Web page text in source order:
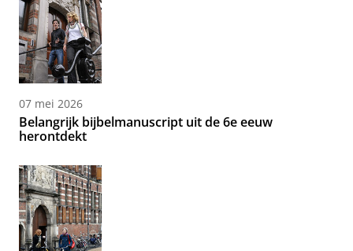
07 mei 2026
Belangrijk bijbelmanuscript uit de 6e eeuw
herontdekt